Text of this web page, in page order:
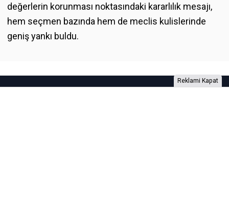
değerlerin korunması noktasındaki kararlılık mesajı,
hem seçmen bazında hem de meclis kulislerinde
geniş yankı buldu.
Reklami Kapat